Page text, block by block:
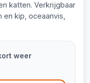
katten. Verkrijgbaar
kip, oceaanvis,
weer